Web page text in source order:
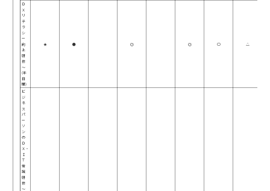
Ｄ
Ｘ
リ
テ
ラ
シ
ー
向
上
研
修
～
(半
日
間)
★ ● ◎ ◎ ○ △
ビ
ジ
ネ
ス
パ
ー
ソ
ン
の
Ｄ
Ｘ・
Ｉ
Ｔ
常
識
研
修
～